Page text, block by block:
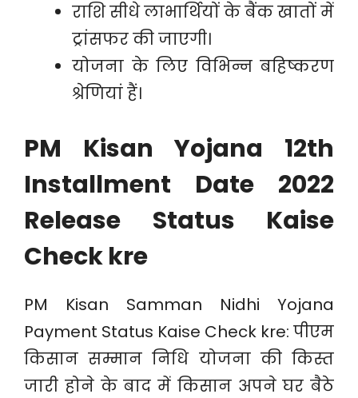
राशि सीधे लाभार्थियों के बैंक खातों में
ट्रांसफर की जाएगी।
योजना के लिए विभिन्न बहिष्करण
श्रेणियां हैं।
PM Kisan Yojana 12th
Installment Date 2022
Release Status Kaise
Check kre
PM Kisan Samman Nidhi Yojana
Payment Status Kaise Check kre: पीएम
किसान सम्मान निधि योजना की किस्त
जारी होने के बाद में किसान अपने घर बैठे